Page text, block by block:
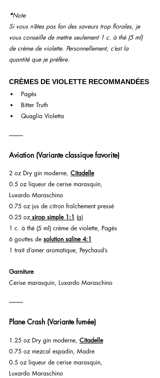
*Note
Si vous n’êtes pas fan des saveurs trop florales, je
vous conseille de mettre seulement 1 c. à thé (5 ml)
de crème de violette. Personnellement, c’est la
quantité que je préfère.
CRÈMES DE VIOLETTE RECOMMANDÉES
Pagès
Bitter Truth
Quaglia Violetta
Aviation (Variante classique favorite)
2 oz Dry gin moderne, Citadelle
0.5 oz liqueur de cerise marasquin,
Luxardo Maraschino
0.75 oz jus de citron fraîchement pressé
0.25 oz sirop simple 1:1 (g)
1 c. à thé (5 ml) crème de violette, Pagès
6 gouttes de solution saline 4:1
1 trait d’amer aromatique, Peychaud’s
Garniture
Cerise marasquin, Luxardo Maraschino
Plane Crash (Variante fumée)
1.25 oz Dry gin moderne, Citadelle
0.75 oz mezcal espadin, Madre
0.5 oz liqueur de cerise marasquin,
Luxardo Maraschino